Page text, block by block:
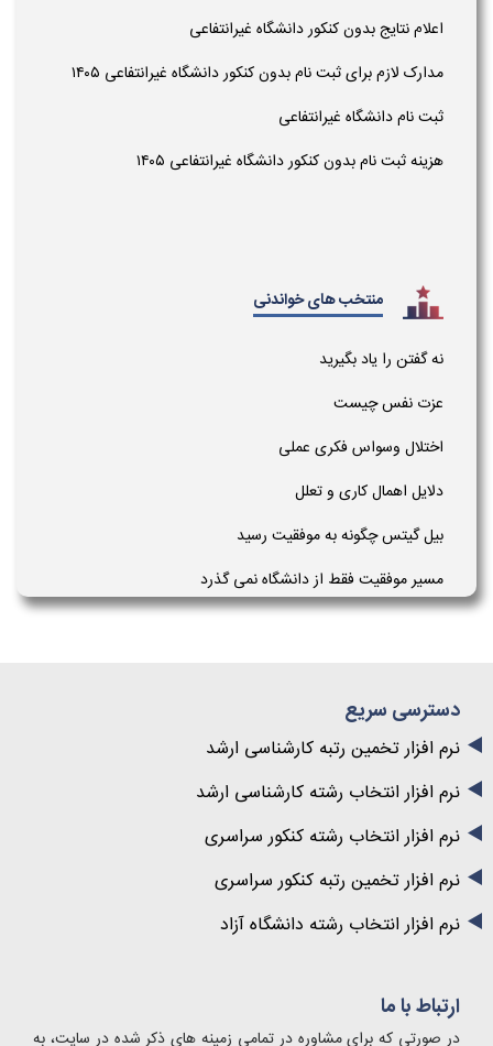
اعلام نتایج بدون کنکور دانشگاه غیرانتفاعی
مدارک لازم برای ثبت نام بدون کنکور دانشگاه غیرانتفاعی ۱۴۰۵
ثبت نام دانشگاه غیرانتفاعی
هزینه ثبت نام بدون کنکور دانشگاه غیرانتفاعی ۱۴۰۵
منتخب های خواندنی
نه گفتن را یاد بگیرید
عزت نفس چیست
اختلال وسواس فکری عملی
دلایل اهمال کاری و تعلل
بیل گیتس چگونه به موفقیت رسید
مسیر موفقیت فقط از دانشگاه نمی گذرد
دسترسی سریع
نرم افزار تخمین رتبه کارشناسی ارشد
نرم افزار انتخاب رشته کارشناسی ارشد
نرم افزار انتخاب رشته کنکور سراسری
نرم افزار تخمین رتبه کنکور سراسری
نرم افزار انتخاب رشته دانشگاه آزاد
ارتباط با ما
در صورتی که برای مشاوره در تمامی زمینه های ذکر شده در سایت، به